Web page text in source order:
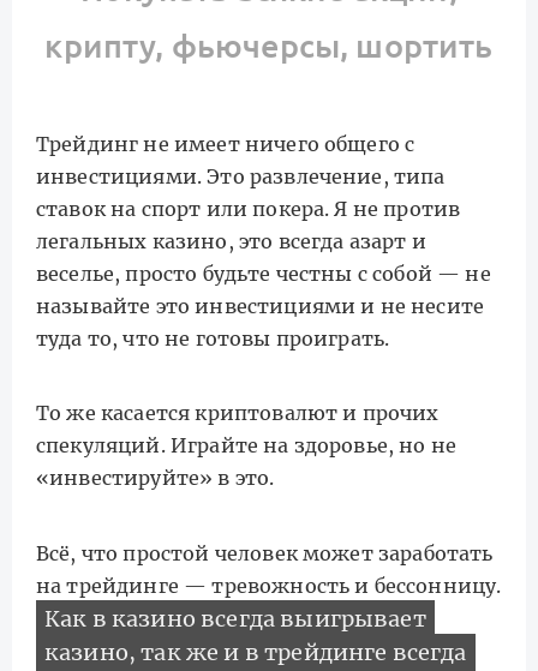
крипту, фьючерсы, шортить
Трейдинг не имеет ничего общего с
инвестициями. Это развлечение, типа
ставок на спорт или покера. Я не против
легальных казино, это всегда азарт и
веселье, просто будьте честны с собой — не
называйте это инвестициями и не несите
туда то, что не готовы проиграть.
То же касается криптовалют и прочих
спекуляций. Играйте на здоровье, но не
«инвестируйте» в это.
Всё, что простой человек может заработать
на трейдинге — тревожность и бессонницу.
Как в казино всегда выигрывает
казино, так же и в трейдинге всегда